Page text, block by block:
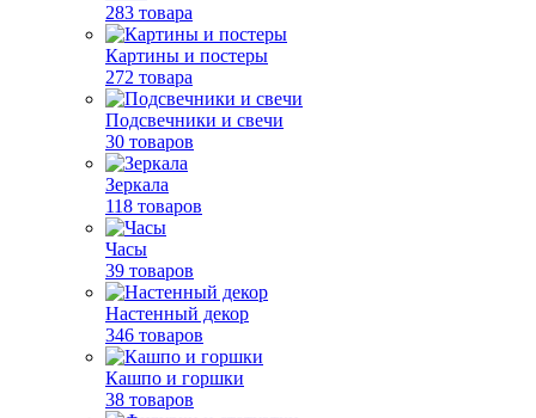
283 товара
Картины и постеры
272 товара
Подсвечники и свечи
30 товаров
Зеркала
118 товаров
Часы
39 товаров
Настенный декор
346 товаров
Кашпо и горшки
38 товаров